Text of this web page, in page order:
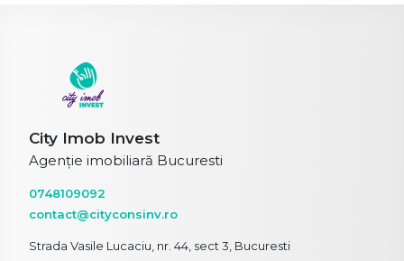
City Imob Invest
Agenție imobiliară Bucuresti
0748109092
contact@cityconsinv.ro
Strada Vasile Lucaciu, nr. 44, sect 3, Bucuresti